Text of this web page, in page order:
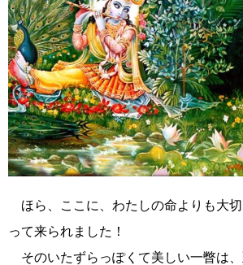
ほら、ここに、わたしの命よりも大
って来られました！
そのいたずらっぽくて美しい一瞥は